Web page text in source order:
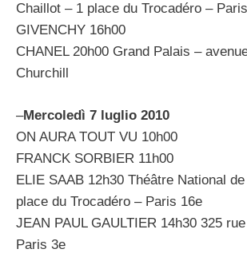
Chaillot – 1 place du Trocadéro –
GIVENCHY 16h00
CHANEL 20h00 Grand Palais –
Churchill
–Mercoledì 7 luglio 2010
ON AURA TOUT VU 10h00
FRANCK SORBIER 11h00
ELIE SAAB 12h30 Théâtre National
place du Trocadéro – Paris 16e
JEAN PAUL GAULTIER 14h30 325
Paris 3e